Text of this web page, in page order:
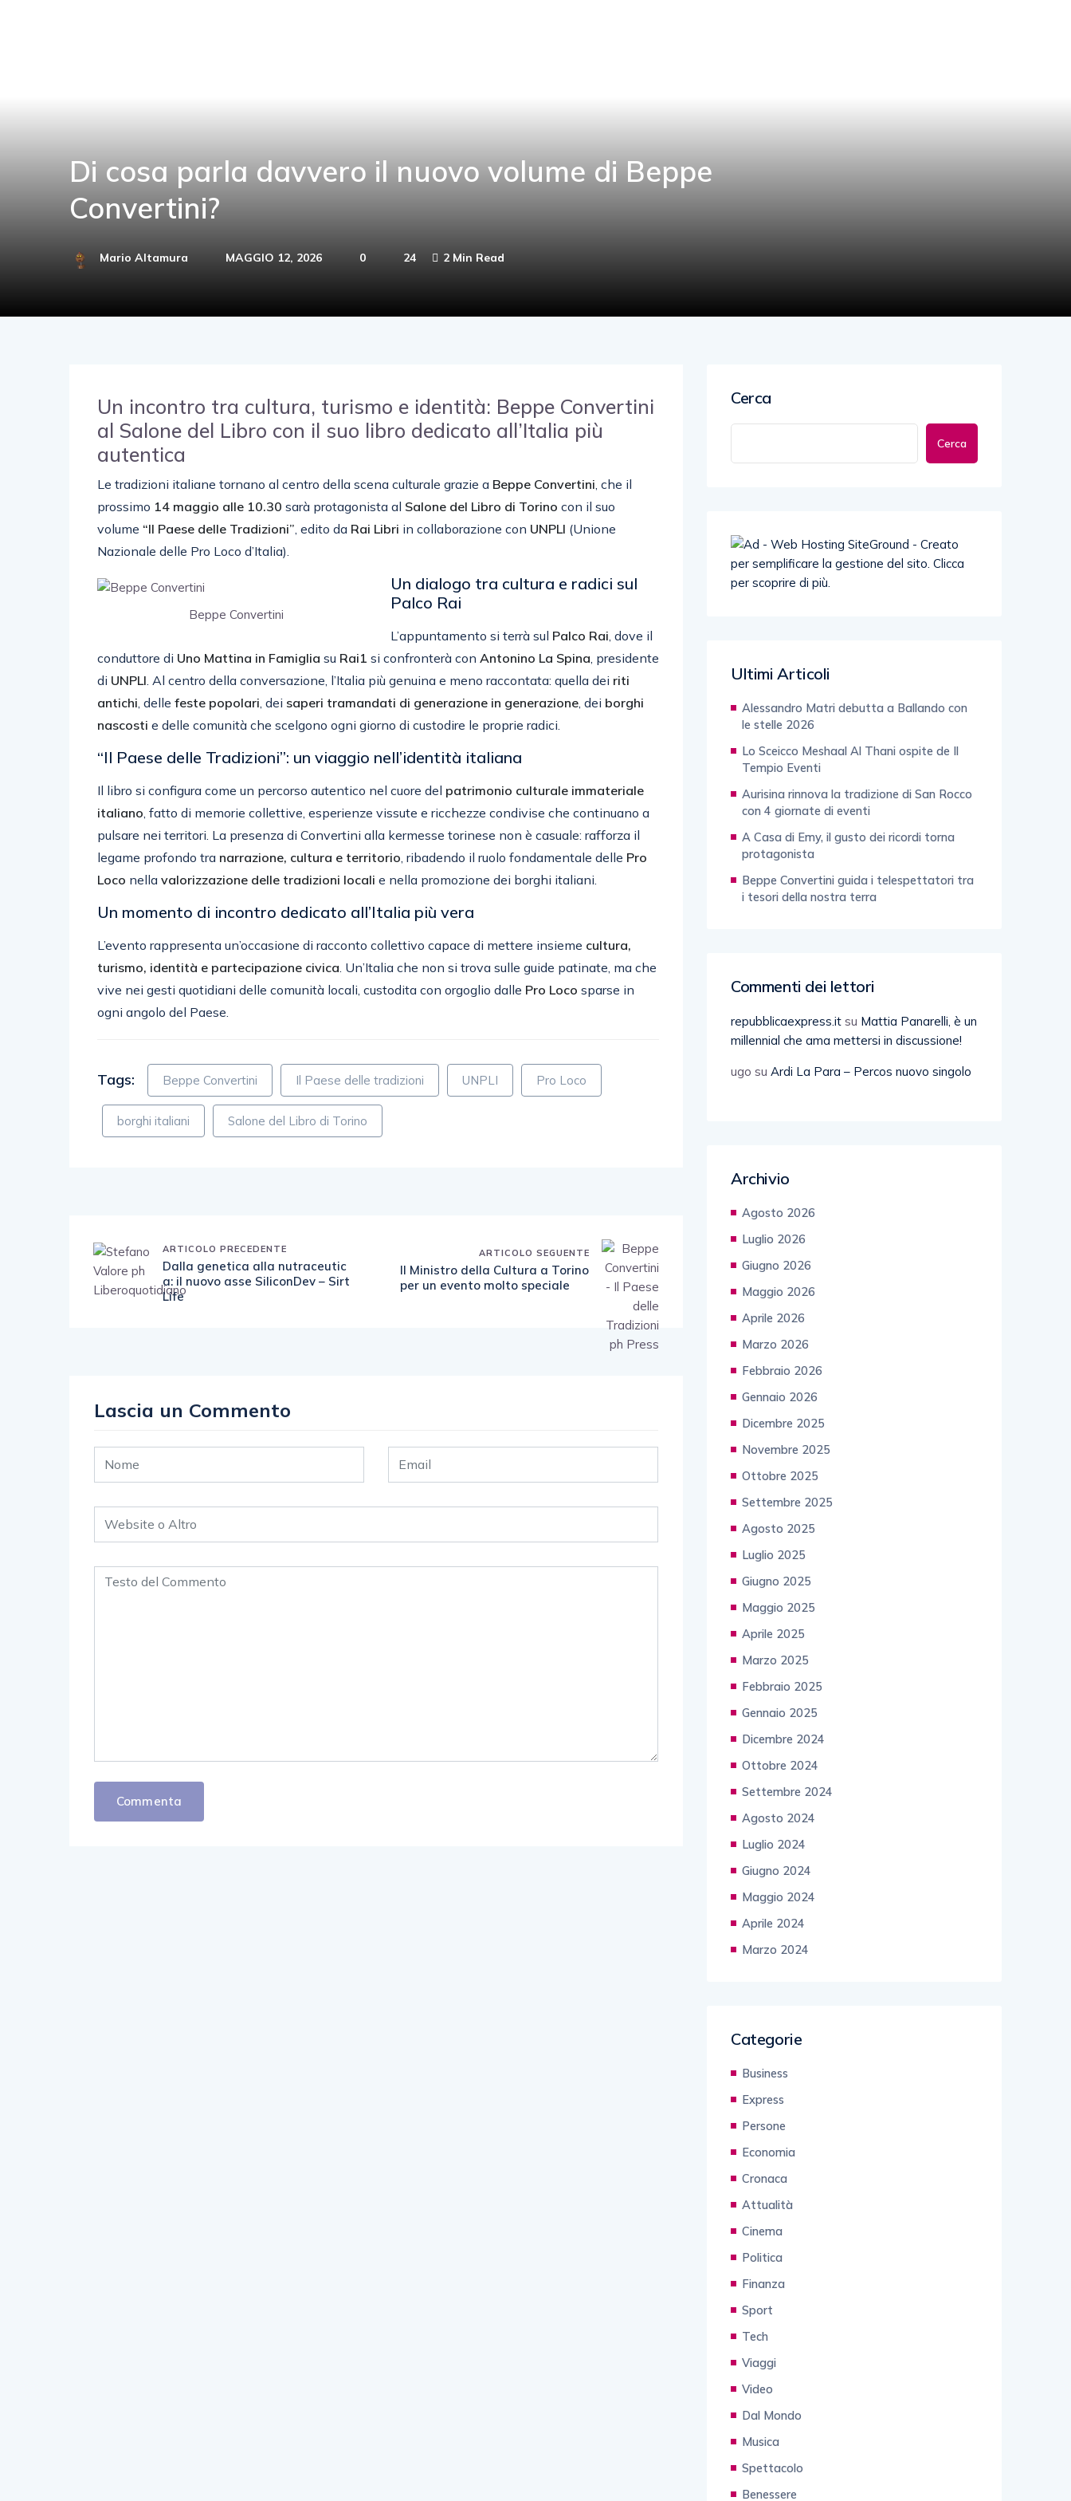
Di cosa parla davvero il nuovo volume di Beppe
Convertini?
Mario Altamura MAGGIO 12, 2026 0 24 2 Min Read
Un incontro tra cultura, turismo e identità: Beppe Convertini
al Salone del Libro con il suo libro dedicato all’Italia più
autentica
Le tradizioni italiane tornano al centro della scena culturale grazie a Beppe Convertini , che il
prossimo 14 maggio alle 10.30 sarà protagonista al Salone del Libro di Torino con il suo
volume “Il Paese delle Tradizioni” , edito da Rai Libri in collaborazione con UNPLI (Unione
Nazionale delle Pro Loco d’Italia).
Beppe Convertini
Un dialogo tra cultura e radici sul
Palco Rai
L’appuntamento si terrà sul Palco Rai , dove il
conduttore di Uno Mattina in Famiglia su Rai1 si confronterà con Antonino La Spina , presidente
di UNPLI . Al centro della conversazione, l’Italia più genuina e meno raccontata: quella dei riti
antichi , delle feste popolari , dei saperi tramandati di generazione in generazione , dei borghi
nascosti e delle comunità che scelgono ogni giorno di custodire le proprie radici.
“Il Paese delle Tradizioni”: un viaggio nell’identità italiana
Il libro si configura come un percorso autentico nel cuore del patrimonio culturale immateriale
italiano , fatto di memorie collettive, esperienze vissute e ricchezze condivise che continuano a
pulsare nei territori. La presenza di Convertini alla kermesse torinese non è casuale: rafforza il
legame profondo tra narrazione, cultura e territorio , ribadendo il ruolo fondamentale delle Pro
Loco nella valorizzazione delle tradizioni locali e nella promozione dei borghi italiani.
Un momento di incontro dedicato all’Italia più vera
L’evento rappresenta un’occasione di racconto collettivo capace di mettere insieme cultura,
turismo, identità e partecipazione civica . Un’Italia che non si trova sulle guide patinate, ma che
vive nei gesti quotidiani delle comunità locali, custodita con orgoglio dalle Pro Loco sparse in
ogni angolo del Paese.
Tags: Beppe Convertini Il Paese delle tradizioni UNPLI Pro Loco
borghi italiani Salone del Libro di Torino
ARTICOLO PRECEDENTE
Dalla genetica alla nutraceutic
a: il nuovo asse SiliconDev – Sirt
Life
ARTICOLO SEGUENTE
Il Ministro della Cultura a Torino
per un evento molto speciale
Lascia un Commento
Cerca
Cerca
Ultimi Articoli
Alessandro Matri debutta a Ballando con
le stelle 2026
Lo Sceicco Meshaal Al Thani ospite de Il
Tempio Eventi
Aurisina rinnova la tradizione di San Rocco
con 4 giornate di eventi
A Casa di Emy, il gusto dei ricordi torna
protagonista
Beppe Convertini guida i telespettatori tra
i tesori della nostra terra
Commenti dei lettori
repubblicaexpress.it su Mattia Panarelli, è un
millennial che ama mettersi in discussione!
ugo su Ardi La Para – Percos nuovo singolo
Archivio
Agosto 2026
Luglio 2026
Giugno 2026
Maggio 2026
Aprile 2026
Marzo 2026
Febbraio 2026
Gennaio 2026
Dicembre 2025
Novembre 2025
Ottobre 2025
Settembre 2025
Agosto 2025
Luglio 2025
Giugno 2025
Maggio 2025
Aprile 2025
Marzo 2025
Febbraio 2025
Gennaio 2025
Dicembre 2024
Ottobre 2024
Settembre 2024
Agosto 2024
Luglio 2024
Giugno 2024
Maggio 2024
Aprile 2024
Marzo 2024
Categorie
Business
Express
Persone
Economia
Cronaca
Attualità
Cinema
Politica
Finanza
Sport
Tech
Viaggi
Video
Dal Mondo
Musica
Spettacolo
Benessere